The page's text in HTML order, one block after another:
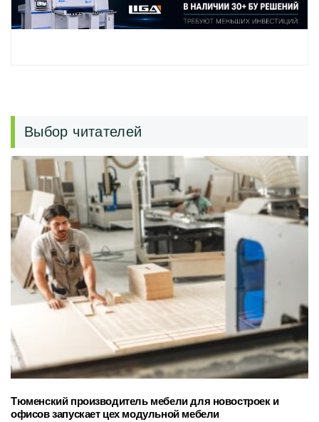
Выбор читателей
Тюменский производитель мебели для новостроек и
офисов запускает цех модульной мебели